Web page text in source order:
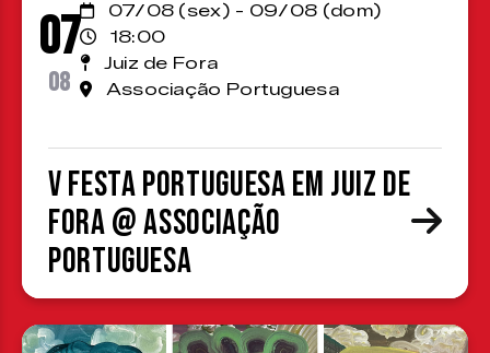
07
08
07/08 (sex) - 09/08 (dom)
18:00
Juiz de Fora
Associação Portuguesa
V Festa Portuguesa em Juiz de
Fora @ Associação
Portuguesa